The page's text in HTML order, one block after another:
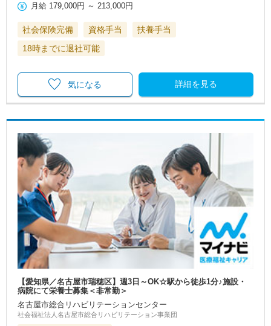
月給 179,000円 ～ 213,000円
社会保険完備 資格手当
扶養手当
18時までに退社可能
詳細を見る
気になる
【愛知県／名古屋市瑞穂区】週3日～OK☆駅から徒歩1分♪施設・
病院にて栄養士募集＜非常勤＞
名古屋市総合リハビリテーションセンター
社会福祉法人名古屋市総合リハビリテーション事業団